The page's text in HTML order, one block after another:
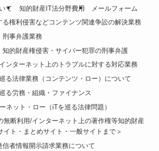
て
知的財産IT法分野費用
メールフォーム
る権利侵害などコンテンツ関連争訟の解決業務
刑事弁護業務
知的財産権侵害・サイバー犯罪の刑事弁護
ンターネット上のトラブルに対する対応業務
る法律業務（コンテンツ・ロー）について
る労務・組織・ファイナンス
ネット・ロー（iTを巡る法律問題）
無断利用/インターネット上の著作権等知的財産
イト・まとめサイト・一般サイトまで＞
信者情報開示請求業務について